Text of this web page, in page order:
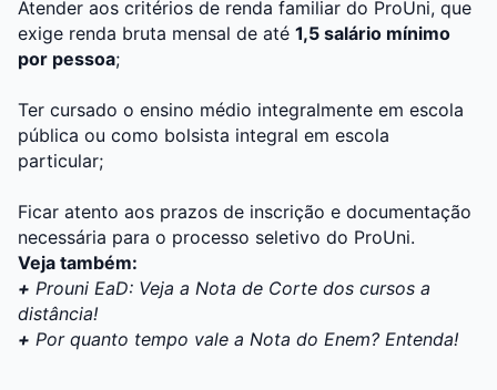
Atender aos critérios de renda familiar do ProUni, que
exige renda bruta mensal de até 1,5 salário mínimo
por pessoa;
Ter cursado o ensino médio integralmente em escola
pública ou como bolsista integral em escola
particular;
Ficar atento aos prazos de inscrição e documentação
necessária para o processo seletivo do ProUni.
Veja também:
+ Prouni EaD: Veja a Nota de Corte dos cursos a
distância!
+ Por quanto tempo vale a Nota do Enem? Entenda!